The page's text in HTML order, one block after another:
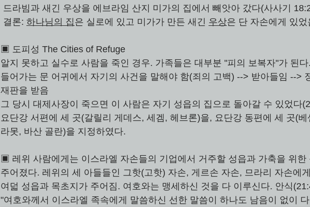
드라빔과 새긴 우상을 에브라임 산지 미가의 집에서 빼앗아 갔다(사사기
결론: 하나님의 집 은 실로에 있고 미가가 만든 새긴 우상은 단 자손에게 있
▣ 도피성 The Cities of Refuge
알지 못하고 실수로 사람을 죽인 경우. 가족들은 대부분 "피의 보복자"가 된다
들어가는 문 어귀에서 자기의 사건을 말해야 함(죄의 고백) --> 받아들임 -->
재판을 받음
그 당시 대제사장이 죽으면 이 사람은 자기 성읍의 집으로 돌아갈 수 있었다
요단강 서편에 세 곳(갈릴리 게데스, 세겜, 헤브론)을, 요단강 동편에 세 곳(
라못, 바산 골란)을 지정하였다.
▣ 레위 사람에게는 이스라엘 자손들의 기업에서 거주할 성읍과 가축을 위한
주어졌다. 레위의 세 아들들인 그핫(고핫) 자손, 게르손 자손, 므라리 자손에
여덟 성읍과 목초지가 주어짐. 여호와는 맹세하신 것을 다 이루신다. 안식
"여호와께서 이스라엘 족속에게 말씀하신 선한 말씀이 하나도 남음이 없이